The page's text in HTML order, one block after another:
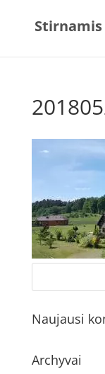
Stirnamis
Naujausi
Archyvai